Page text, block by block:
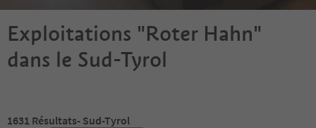
Exploitations "Roter Hahn"
dans le Sud-Tyrol
1631 Résultats- Sud-Tyrol